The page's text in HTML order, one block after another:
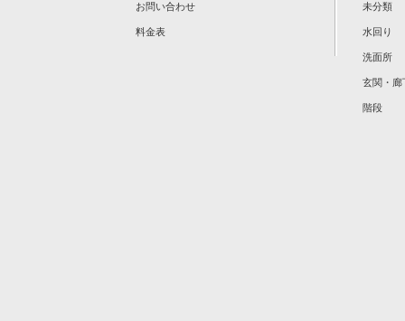
お問い合わせ
料金表
未分類
水回り
洗面所
玄関・廊
階段